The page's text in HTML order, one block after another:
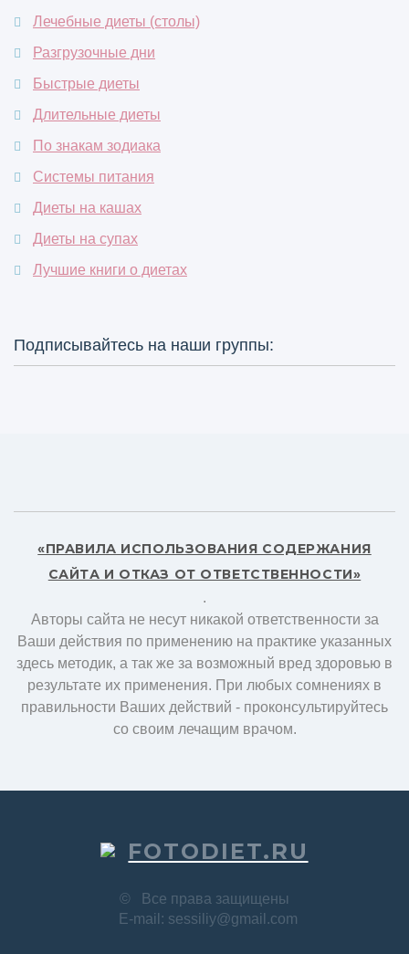
Лечебные диеты (столы)
Разгрузочные дни
Быстрые диеты
Длительные диеты
По знакам зодиака
Системы питания
Диеты на кашах
Диеты на супах
Лучшие книги о диетах
Подписывайтесь на наши группы:
«ПРАВИЛА ИСПОЛЬЗОВАНИЯ СОДЕРЖАНИЯ
САЙТА И ОТКАЗ ОТ ОТВЕТСТВЕННОСТИ»
.
Авторы сайта не несут никакой ответственности за
Ваши действия по применению на практике указанных
здесь методик, а так же за возможный вред здоровью в
результате их применения. При любых сомнениях в
правильности Ваших действий - проконсультируйтесь
со своим лечащим врачом.
FOTODIET.RU
©
Все права защищены
E-mail: sessiliy@gmail.com